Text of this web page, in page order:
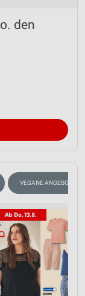
den
VEGANE ANGEBOTE